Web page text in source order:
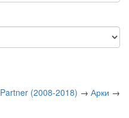
Partner (2008-2018) → Арки →